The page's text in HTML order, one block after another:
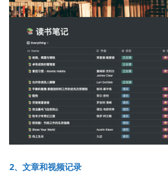
2、文章和视频记录